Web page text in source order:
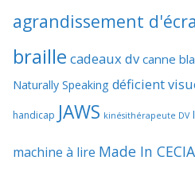
agrandissement
braille cadeaux dv canne
Naturally Speaking déficient
handicap JAWS kinésithérapeute DV
machine à lire Made In